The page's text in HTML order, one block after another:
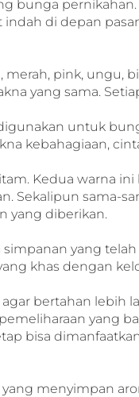
bunga
di depan
merah, pink, ungu,
yang sama.
untuk
kebahagiaan,
Kedua warna ini
Sekalipun sama-
yang diberikan.
yang telah
khas dengan
bertahan lebih
yang
bisa
menyimpan